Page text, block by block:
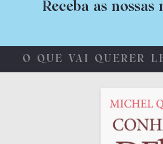
Receba as nossas
O QUE VAI QUERER